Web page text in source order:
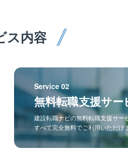
ス内容
Service 02
無料転職支援サー
建設転職ナビの無料転職支援サー
すべて完全無料でご利用いただけ